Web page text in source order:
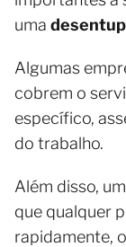
uma
Algumas
cobrem o
específico,
do trabalho.
Além disso,
que qualquer
rapidamente,